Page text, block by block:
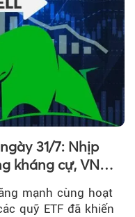
31/7: Nhịp
kháng cự, VN
phiên cuối...
mạnh cùng hoạt
quỹ ETF đã khiến